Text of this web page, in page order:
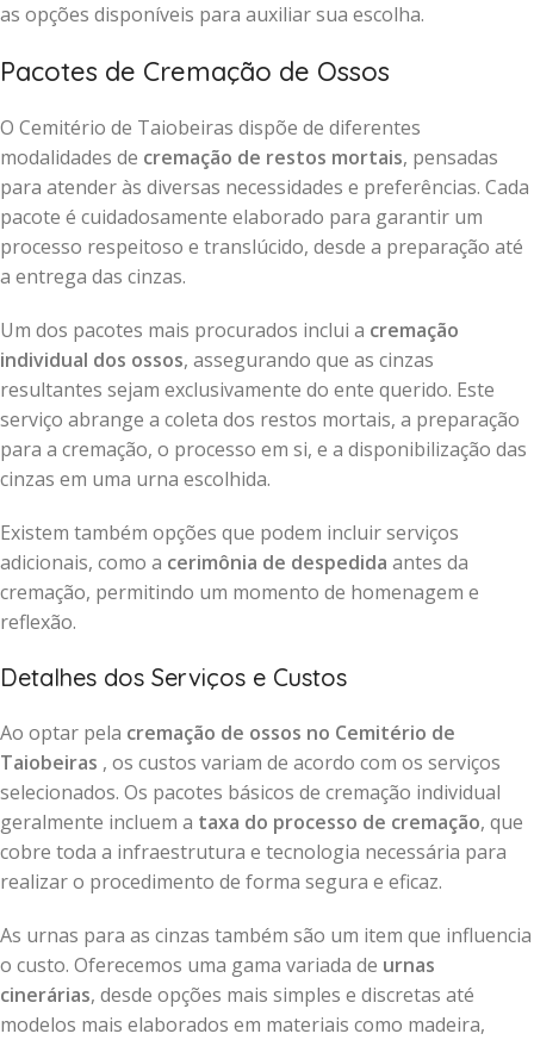
as opções disponíveis para auxiliar sua escolha.
Pacotes de Cremação de Ossos
O Cemitério de Taiobeiras dispõe de diferentes
modalidades de cremação de restos mortais, pensadas
para atender às diversas necessidades e preferências. Cada
pacote é cuidadosamente elaborado para garantir um
processo respeitoso e translúcido, desde a preparação até
a entrega das cinzas.
Um dos pacotes mais procurados inclui a cremação
individual dos ossos, assegurando que as cinzas
resultantes sejam exclusivamente do ente querido. Este
serviço abrange a coleta dos restos mortais, a preparação
para a cremação, o processo em si, e a disponibilização das
cinzas em uma urna escolhida.
Existem também opções que podem incluir serviços
adicionais, como a cerimônia de despedida antes da
cremação, permitindo um momento de homenagem e
reflexão.
Detalhes dos Serviços e Custos
Ao optar pela cremação de ossos no Cemitério de
Taiobeiras , os custos variam de acordo com os serviços
selecionados. Os pacotes básicos de cremação individual
geralmente incluem a taxa do processo de cremação, que
cobre toda a infraestrutura e tecnologia necessária para
realizar o procedimento de forma segura e eficaz.
As urnas para as cinzas também são um item que influencia
o custo. Oferecemos uma gama variada de urnas
cinerárias, desde opções mais simples e discretas até
modelos mais elaborados em materiais como madeira,